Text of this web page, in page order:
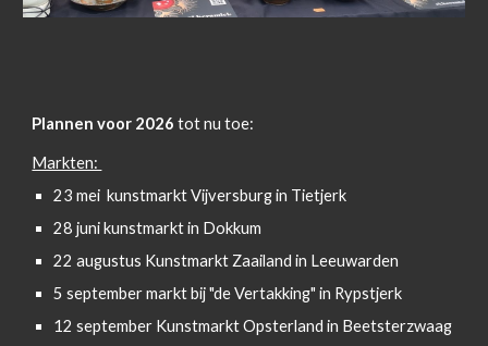
Plannen voor 2026 tot nu toe:
Markten:
23 mei kunstmarkt Vijversburg in Tietjerk
28 juni kunstmarkt in Dokkum
22 augustus Kunstmarkt Zaailand in Leeuwarden
5 september markt bij "de Vertakking" in Rypstjerk
12 september Kunstmarkt Opsterland in Beetsterzwaag